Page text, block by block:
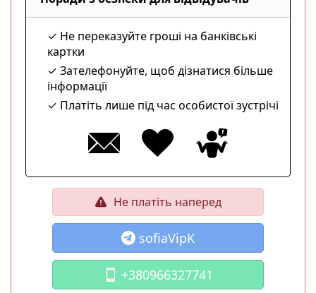
Не переказуйте гроші на банківські
картки
Зателефонуйте, щоб дізнатися більше
інформації
Платіть лише під час особистої зустрічі
Не платіть наперед
sofiaVipK
+380966327741